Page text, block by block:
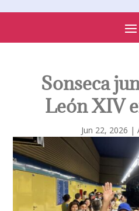
Sonseca
León XIV
Jun 22, 2026 |